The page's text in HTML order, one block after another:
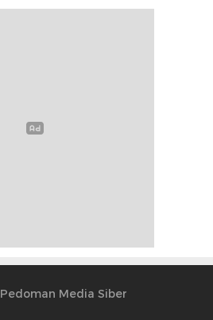
Pedoman Media Siber